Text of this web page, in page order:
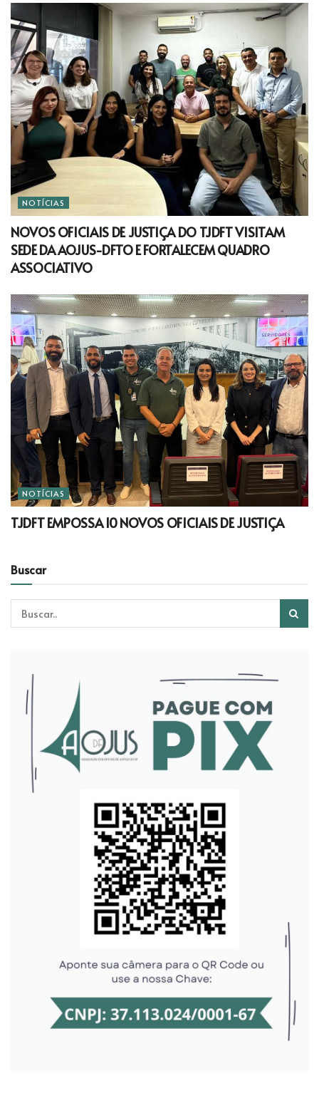
NOTÍCIAS
NOVOS OFICIAIS DE JUSTIÇA DO TJDFT VISITAM
SEDE DA AOJUS-DFTO E FORTALECEM QUADRO
ASSOCIATIVO
NOTÍCIAS
TJDFT EMPOSSA 10 NOVOS OFICIAIS DE JUSTIÇA
Buscar